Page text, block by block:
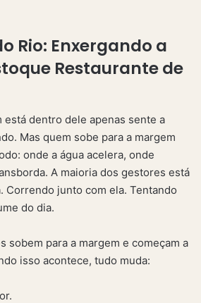
Rio: Enxergando a
Restaurante de
está dentro dele apenas sente a
Mas quem sobe para a margem
onde a água acelera, onde
A maioria dos gestores está
Correndo junto com ela. Tentando
do dia.
sobem para a margem e começam a
isso acontece, tudo muda: